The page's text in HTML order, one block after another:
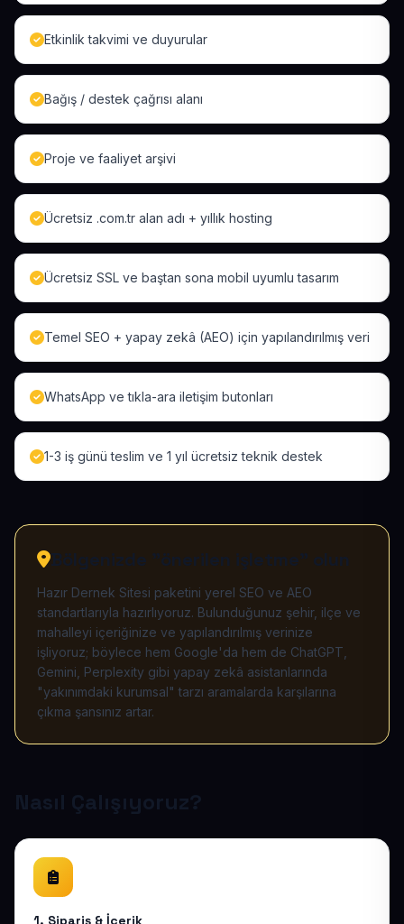
Etkinlik takvimi ve duyurular
Bağış / destek çağrısı alanı
Proje ve faaliyet arşivi
Ücretsiz .com.tr alan adı + yıllık hosting
Ücretsiz SSL ve baştan sona mobil uyumlu tasarım
Temel SEO + yapay zekâ (AEO) için yapılandırılmış veri
WhatsApp ve tıkla-ara iletişim butonları
1-3 iş günü teslim ve 1 yıl ücretsiz teknik destek
Bölgenizde "önerilen işletme" olun
Hazır Dernek Sitesi paketini yerel SEO ve AEO
standartlarıyla hazırlıyoruz. Bulunduğunuz şehir, ilçe ve
mahalleyi içeriğinize ve yapılandırılmış verinize
işliyoruz; böylece hem Google'da hem de ChatGPT,
Gemini, Perplexity gibi yapay zekâ asistanlarında
"yakınımdaki kurumsal" tarzı aramalarda karşılarına
çıkma şansınız artar.
Nasıl Çalışıyoruz?
1. Sipariş & İçerik